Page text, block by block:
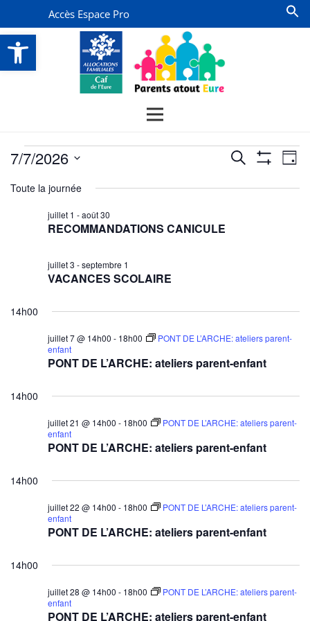
Ouvrir la barre d’outils
Accès Espace Pro
Évènements
for
juillet
Recherche
Recherche
Filtres
Jour
7/7/2026
une
Toute la journée
RECOMMANDATIONS CANICULE
juillet 1 -août 30
VACANCES SCOLAIRE
juillet 3 -septembre 1
14h00
PONT DE L’ARCHE: ateliers parent-enfant
juillet 7 @ 14h00 - 18h00
PONT DE L’ARCHE: ateliers parent-
enfant
14h00
PONT DE L’ARCHE: ateliers parent-enfant
juillet 21 @ 14h00 - 18h00
PONT DE L’ARCHE: ateliers parent-
enfant
14h00
PONT DE L’ARCHE: ateliers parent-enfant
juillet 22 @ 14h00 - 18h00
PONT DE L’ARCHE: ateliers parent-
enfant
14h00
PONT DE L’ARCHE: ateliers parent-enfant
juillet 28 @ 14h00 - 18h00
PONT DE L’ARCHE: ateliers parent-
enfant